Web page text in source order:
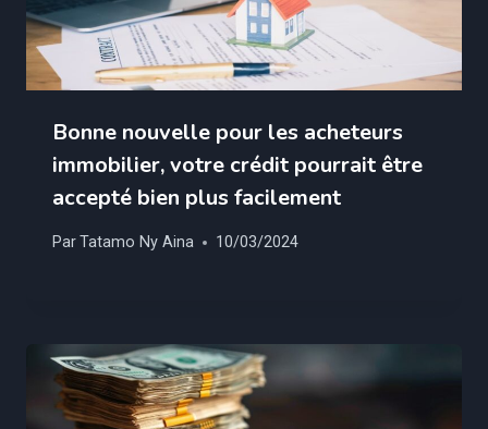
Bonne nouvelle pour les acheteurs
immobilier, votre crédit pourrait être
accepté bien plus facilement
ParTatamo Ny Aina 10/03/2024